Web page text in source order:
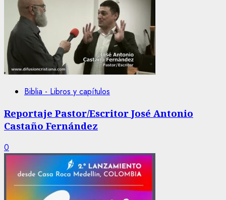
Biblia - Libros y capítulos
Reportaje Pastor/Escritor José Antonio
Castaño Fernández
0